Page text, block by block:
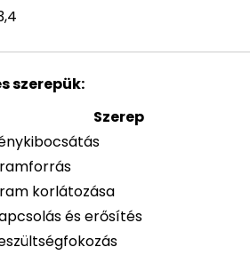
szerepük:
Szerep
korlátozása
és erősítés